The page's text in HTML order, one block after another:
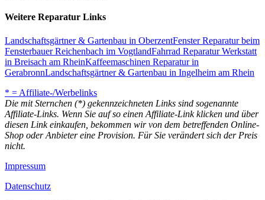
Weitere Reparatur Links
Landschaftsgärtner & Gartenbau in OberzentFenster Reparatur beim
Fensterbauer Reichenbach im VogtlandFahrrad Reparatur Werkstatt
in Breisach am RheinKaffeemaschinen Reparatur in
GerabronnLandschaftsgärtner & Gartenbau in Ingelheim am Rhein
* = Affiliate-/Werbelinks
Die mit Sternchen (*) gekennzeichneten Links sind sogenannte
Affiliate-Links. Wenn Sie auf so einen Affiliate-Link klicken und über
diesen Link einkaufen, bekommen wir von dem betreffenden Online-
Shop oder Anbieter eine Provision. Für Sie verändert sich der Preis
nicht.
Impressum
Datenschutz